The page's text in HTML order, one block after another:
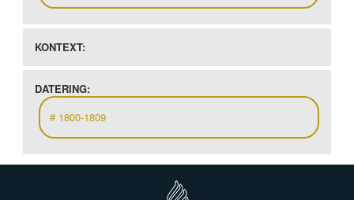
KONTEXT:
DATERING:
1800-1809